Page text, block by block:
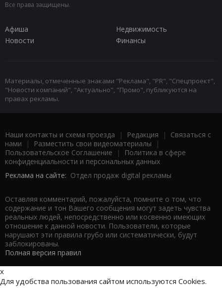
Все права защищены.
Афиша
Недвижимость
Новости
Финансы
Материалы, отмеченные знаками "Реклама", "PR", "Спецпроект",
"Новости компаний", "Актуально", "Промо", публикуются на
правах рекламы.
Наши контакты и схема проезда | Редакция | Связаться с
нами | Разместить свои видеоматериалы |
Пользовательское Соглашение |
Политика в сфере
конфиденциальности и персональных данных
Реклама на сайте: Отдел продаж digital рекламы
Оставляя комментарий, пожалуйста, помните о том, что
содержание и тон Вашего сообщения могут задеть чувства
реальных людей, непосредственно или косвенно имеющих
отношение к данной новости. Пользователи, которые
нарушают эти правила грубо или систематически, будут
заблокированы.
Полная версия правил
x
Для удобства пользования сайтом используются Cookies.